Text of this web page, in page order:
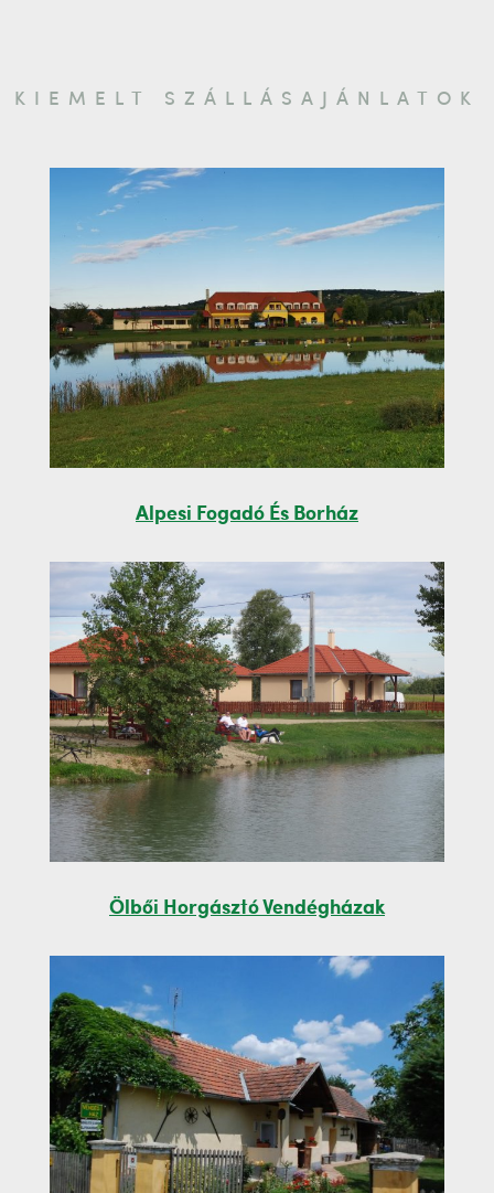
KIEMELT SZÁLLÁSAJÁNLATOK
Alpesi Fogadó És Borház
Ölbői Horgásztó Vendégházak